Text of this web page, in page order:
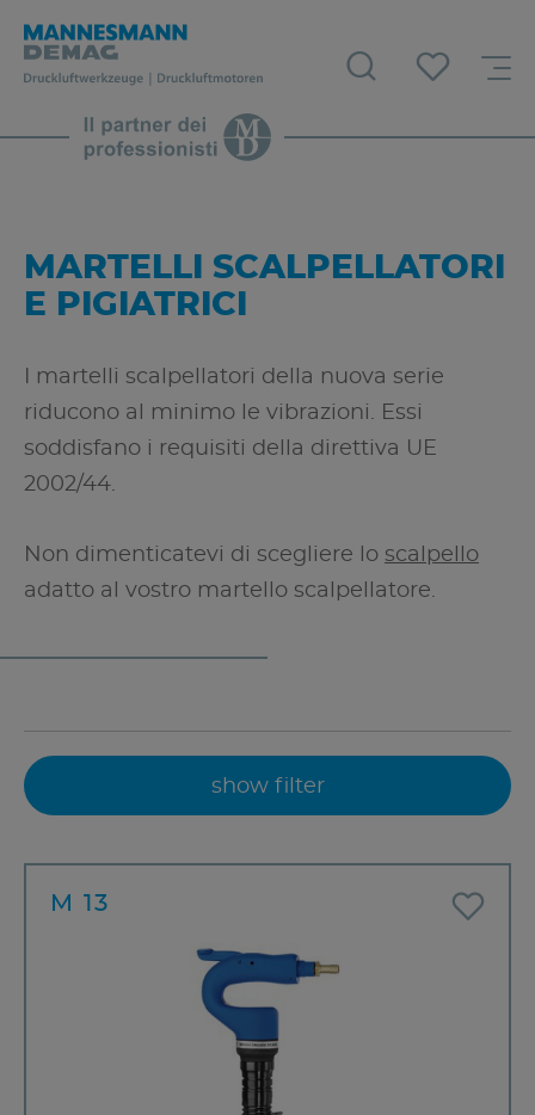
MARTELLI SCALPELLATORI
E PIGIATRICI
I martelli scalpellatori della nuova serie
riducono al minimo le vibrazioni. Essi
soddisfano i requisiti della direttiva UE
2002/44.
Non dimenticatevi di scegliere lo scalpello
adatto al vostro martello scalpellatore.
show filter
M 13